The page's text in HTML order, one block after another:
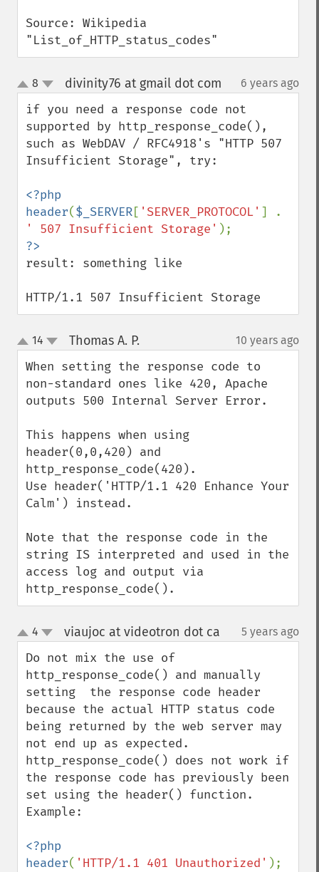
Source: Wikipedia
"List_of_HTTP_status_codes"
up
down
8 divinity76 at gmail dot com 6 years ago
if you need a response code not
supported by http_response_code(),
such as WebDAV / RFC4918's "HTTP 507
Insufficient Storage", try:
<?php
header($_SERVER[ 'SERVER_PROTOCOL'
' 507 Insufficient Storage'
result: something like
HTTP/1.1 507 Insufficient Storage
up
down
14 Thomas A. P. 10 years ago
When setting the response code to
non-standard ones like 420, Apache
outputs 500 Internal Server Error.
This happens when using
header(0,0,420) and
http_response_code(420).
Use header('HTTP/1.1 420 Enhance Your
Calm') instead.
Note that the response code in the
string IS interpreted and used in the
access log and output via
http_response_code().
up
down
4 viaujoc at videotron dot ca 5 years ago
Do not mix the use of
http_response_code() and manually
setting  the response code header
because the actual HTTP status code
being returned by the web server may
not end up as expected.
http_response_code() does not work if
the response code has previously been
set using the header() function.
Example:
<?php
header( 'HTTP/1.1 401 Unauthorized'